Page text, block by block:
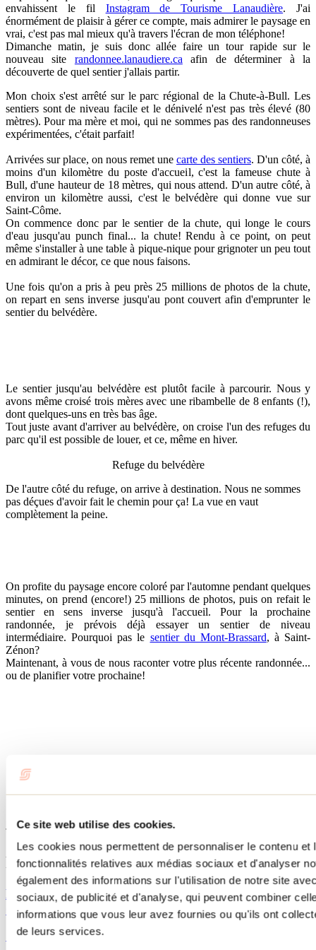
Ce site web utilise des cookies.
Les cookies nous permettent de personnaliser le contenu
fonctionnalités relatives aux médias sociaux et d'analyser
également des informations sur l'utilisation de notre site
sociaux, de publicité et d'analyse, qui peuvent combiner
informations que vous leur avez fournies ou qu'ils ont
de leurs services.
envahissent le fil Instagram de Tourisme Lanaudière. J'ai
énormément de plaisir à gérer ce compte, mais admirer le paysage en
vrai, c'est pas mal mieux qu'à travers l'écran de mon téléphone!
Dimanche matin, je suis donc allée faire un tour rapide sur le
nouveau site randonnee.lanaudiere.ca afin de déterminer à la
découverte de quel sentier j'allais partir.
Mon choix s'est arrêté sur le parc régional de la Chute-à-Bull. Les
sentiers sont de niveau facile et le dénivelé n'est pas très élevé (80
mètres). Pour ma mère et moi, qui ne sommes pas des randonneuses
expérimentées, c'était parfait!
Arrivées sur place, on nous remet une carte des sentiers. D'un côté, à
moins d'un kilomètre du poste d'accueil, c'est la fameuse chute à
Bull, d'une hauteur de 18 mètres, qui nous attend. D'un autre côté, à
environ un kilomètre aussi, c'est le belvédère qui donne vue sur
Saint-Côme.
On commence donc par le sentier de la chute, qui longe le cours
d'eau jusqu'au punch final... la chute! Rendu à ce point, on peut
même s'installer à une table à pique-nique pour grignoter un peu tout
en admirant le décor, ce que nous faisons.
Une fois qu'on a pris à peu près 25 millions de photos de la chute,
on repart en sens inverse jusqu'au pont couvert afin d'emprunter le
sentier du belvédère.
Le sentier jusqu'au belvédère est plutôt facile à parcourir. Nous y
avons même croisé trois mères avec une ribambelle de 8 enfants (!),
dont quelques-uns en très bas âge.
Tout juste avant d'arriver au belvédère, on croise l'un des refuges du
parc qu'il est possible de louer, et ce, même en hiver.
Refuge du belvédère
De l'autre côté du refuge, on arrive à destination. Nous ne sommes
pas déçues d'avoir fait le chemin pour ça! La vue en vaut
complètement la peine.
On profite du paysage encore coloré par l'automne pendant quelques
minutes, on prend (encore!) 25 millions de photos, puis on refait le
sentier en sens inverse jusqu'à l'accueil. Pour la prochaine
randonnée, je prévois déjà essayer un sentier de niveau
intermédiaire. Pourquoi pas le sentier du Mont-Brassard, à Saint-
Zénon?
Maintenant, à vous de nous raconter votre plus récente randonnée...
ou de planifier votre prochaine!
Tourisme Lanaudière www.lanaudiere.ca
Publications reliées
Des randonnées féériques au parc régional des Sept-
Chutes
16 janvier 2016